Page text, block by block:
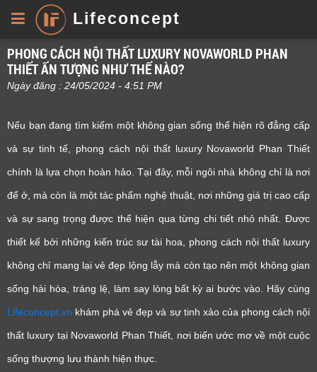
Lifeconcept
PHONG CÁCH NỘI THẤT LUXURY NOVAWORLD PHAN
THIẾT ẤN TƯỢNG NHƯ THẾ NÀO?
Ngày đăng : 24/05/2024 - 4:51 PM
Nếu bạn đang tìm kiếm một không gian sống thể hiện rõ đẳng cấp
và sự tinh tế, phong cách nội thất luxury Novaworld Phan Thiết
chính là lựa chọn hoàn hảo. Tại đây, mỗi ngôi nhà không chỉ là nơi
để ở, mà còn là một tác phẩm nghệ thuật, nơi những giá trị cao cấp
và sự sang trọng được thể hiện qua từng chi tiết nhỏ nhất. Được
thiết kế bởi những kiến trúc sư tài hoa, phong cách nội thất luxury
không chỉ mang lại vẻ đẹp lộng lẫy mà còn tạo nên một không gian
sống hài hòa, tráng lệ, làm say lòng bất kỳ ai bước vào. Hãy cùng
Lifeconcept.vn khám phá vẻ đẹp và sự tinh xảo của phong cách nội
thất luxury tại Novaworld Phan Thiết, nơi biến ước mơ về một cuộc
sống thượng lưu thành hiện thực.